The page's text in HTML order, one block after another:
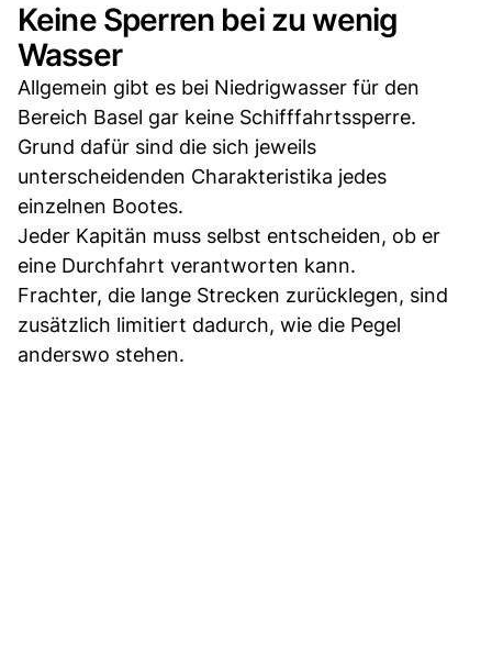
Keine Sperren bei zu wenig
Wasser
Allgemein gibt es bei Niedrigwasser für den
Bereich Basel gar keine Schifffahrtssperre.
Grund dafür sind die sich jeweils
unterscheidenden Charakteristika jedes
einzelnen Bootes.
Jeder Kapitän muss selbst entscheiden, ob er
eine Durchfahrt verantworten kann.
Frachter, die lange Strecken zurücklegen, sind
zusätzlich limitiert dadurch, wie die Pegel
anderswo stehen.